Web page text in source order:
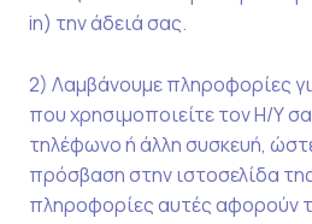
in) την άδειά σας.
2) Λαμβάνουμε πληροφορίες
που χρησιμοποιείτε τον Η/Υ
τηλέφωνο ή άλλη συσκευή,
πρόσβαση στην ιστοσελίδα
πληροφορίες αυτές αφορούν